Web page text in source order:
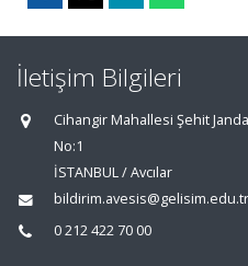
İletişim Bilgileri
Cihangir Mahallesi Şehit
No:1
İSTANBUL / Avcılar
bildirim.avesis@gelisim.edu.tr
0 212 422 70 00